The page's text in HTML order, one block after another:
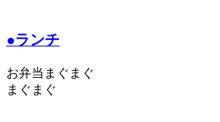
●ランチ
お弁当まぐまぐ
まぐまぐ